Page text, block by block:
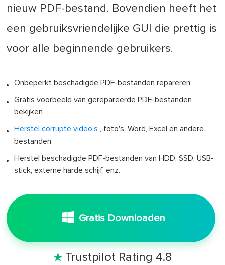
nieuw PDF-bestand. Bovendien heeft het
een gebruiksvriendelijke GUI die prettig is
voor alle beginnende gebruikers.
Onbeperkt beschadigde PDF-bestanden repareren
Gratis voorbeeld van gerepareerde PDF-bestanden
bekijken
Herstel corrupte video's , foto's, Word, Excel en andere
bestanden
Herstel beschadigde PDF-bestanden van HDD, SSD, USB-
stick, externe harde schijf, enz.
Gratis Downloaden
 Trustpilot Rating 4.8